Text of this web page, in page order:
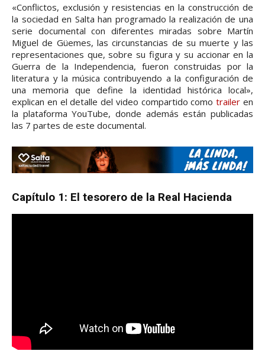
«Conflictos, exclusión y resistencias en la construcción de
la sociedad en Salta han programado la realización de una
serie documental con diferentes miradas sobre Martín
Miguel de Güemes, las circunstancias de su muerte y las
representaciones que, sobre su figura y su accionar en la
Guerra de la Independencia, fueron construidas por la
literatura y la música contribuyendo a la configuración de
una memoria que define la identidad histórica local»,
explican en el detalle del video compartido comotrailer en
la plataforma YouTube, donde además están publicadas
las 7 partes de este documental.
Capítulo 1: El tesorero de la Real Hacienda